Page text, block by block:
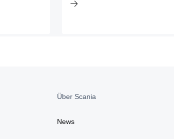
Über Scania
News